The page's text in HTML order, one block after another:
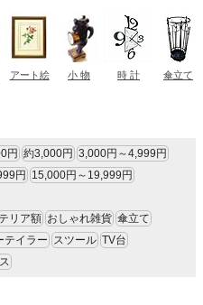
円 約3,000円 3,000円～4,999円
円
15,000円～19,999円
リア額 おしゃれ雑貨 傘立て
テイラー スツール TV台